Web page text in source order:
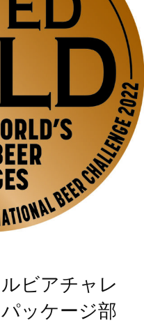
ビアチャレ
ッケージ部